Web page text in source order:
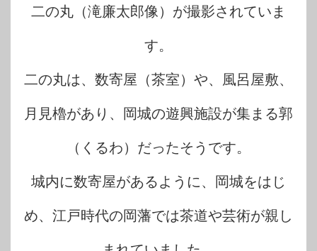
二の丸（滝廉太郎像）が撮影されていま
す。
二の丸は、数寄屋（茶室）や、風呂屋敷、
月見櫓があり、岡城の遊興施設が集まる郭
（くるわ）だったそうです。
城内に数寄屋があるように、岡城をはじ
め、江戸時代の岡藩では茶道や芸術が親し